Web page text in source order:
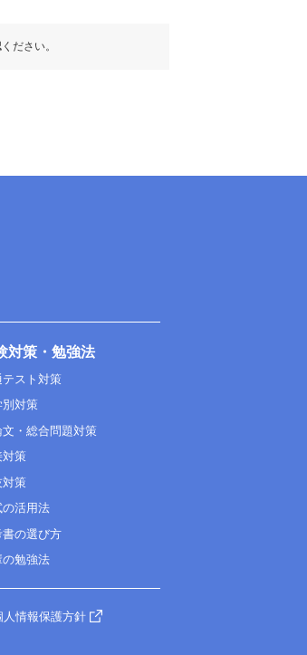
ださい。
対策・勉強法
テスト対策
別対策
文・総合問題対策
対策
対策
の活用法
書の選び方
の勉強法
人情報保護方針